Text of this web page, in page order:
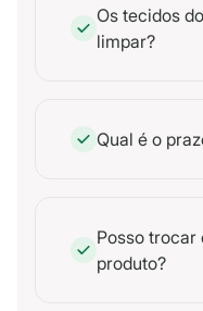
Os tecidos
limpar?
Qual é o
Posso trocar
produto?